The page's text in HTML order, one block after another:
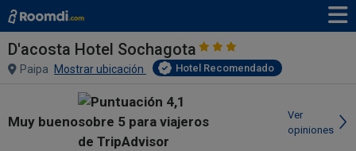
D'acosta Hotel Sochagota
Paipa Mostrar ubicación Hotel Recomendado
Muy bueno
Ver
opiniones